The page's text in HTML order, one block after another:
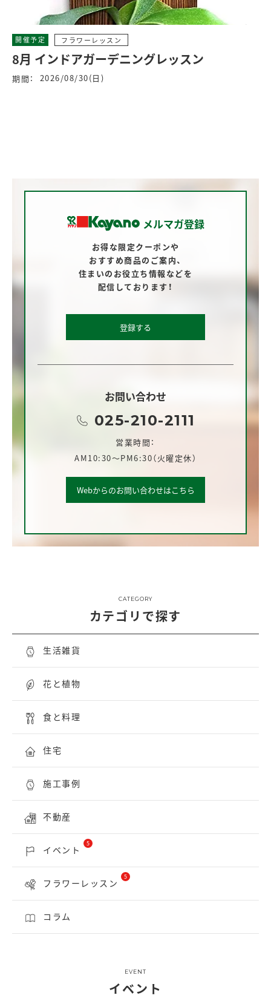
開催予定 フラワーレッスン
8月 インドアガーデニングレッスン
期間： 2026/08/30(日)
メルマガ登録
お得な限定クーポンや
おすすめ商品のご案内、
住まいのお役立ち情報などを
配信しております！
登録する
お問い合わせ
025-210-2111
営業時間：
AM10:30～PM6:30（火曜定休）
Webからのお問い合わせはこちら
CATEGORY
カテゴリで探す
生活雑貨
花と植物
食と料理
住宅
施工事例
不動産
イベント
5
フラワーレッスン
5
コラム
EVENT
イベント